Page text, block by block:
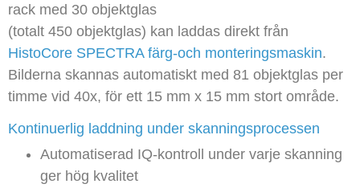
rack med 30 objektglas
(totalt 450 objektglas) kan laddas direkt från
HistoCore SPECTRA färg-och monteringsmaskin.
Bilderna skannas automatiskt med 81 objektglas per
timme vid 40x, för ett 15 mm x 15 mm stort område.
Kontinuerlig laddning under skanningsprocessen
Automatiserad IQ-kontroll under varje skanning
ger hög kvalitet